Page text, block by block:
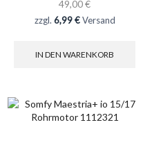
49,00€
zzgl. 6,99 €Versand
IN DEN WARENKORB